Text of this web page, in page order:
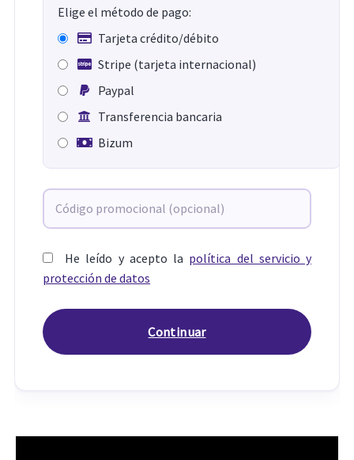
Elige el método de pago:
Tarjeta crédito/débito
Stripe (tarjeta internacional)
Paypal
Transferencia bancaria
Bizum
He leído y acepto la política del servicio y
protección de datos